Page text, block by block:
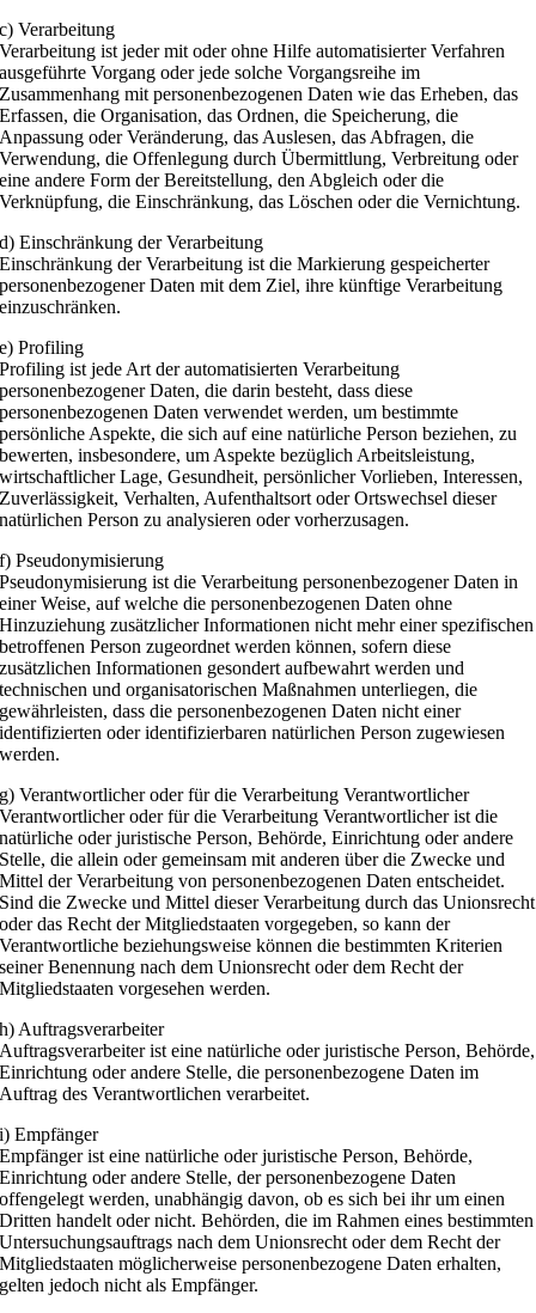
c) Verarbeitung
Verarbeitung ist jeder mit oder ohne Hilfe automatisierter Verfahren
ausgeführte Vorgang oder jede solche Vorgangsreihe im
Zusammenhang mit personenbezogenen Daten wie das Erheben, das
Erfassen, die Organisation, das Ordnen, die Speicherung, die
Anpassung oder Veränderung, das Auslesen, das Abfragen, die
Verwendung, die Offenlegung durch Übermittlung, Verbreitung oder
eine andere Form der Bereitstellung, den Abgleich oder die
Verknüpfung, die Einschränkung, das Löschen oder die Vernichtung.
d) Einschränkung der Verarbeitung
Einschränkung der Verarbeitung ist die Markierung gespeicherter
personenbezogener Daten mit dem Ziel, ihre künftige Verarbeitung
einzuschränken.
e) Profiling
Profiling ist jede Art der automatisierten Verarbeitung
personenbezogener Daten, die darin besteht, dass diese
personenbezogenen Daten verwendet werden, um bestimmte
persönliche Aspekte, die sich auf eine natürliche Person beziehen, zu
bewerten, insbesondere, um Aspekte bezüglich Arbeitsleistung,
wirtschaftlicher Lage, Gesundheit, persönlicher Vorlieben, Interessen,
Zuverlässigkeit, Verhalten, Aufenthaltsort oder Ortswechsel dieser
natürlichen Person zu analysieren oder vorherzusagen.
f) Pseudonymisierung
Pseudonymisierung ist die Verarbeitung personenbezogener Daten in
einer Weise, auf welche die personenbezogenen Daten ohne
Hinzuziehung zusätzlicher Informationen nicht mehr einer spezifischen
betroffenen Person zugeordnet werden können, sofern diese
zusätzlichen Informationen gesondert aufbewahrt werden und
technischen und organisatorischen Maßnahmen unterliegen, die
gewährleisten, dass die personenbezogenen Daten nicht einer
identifizierten oder identifizierbaren natürlichen Person zugewiesen
werden.
g) Verantwortlicher oder für die Verarbeitung Verantwortlicher
Verantwortlicher oder für die Verarbeitung Verantwortlicher ist die
natürliche oder juristische Person, Behörde, Einrichtung oder andere
Stelle, die allein oder gemeinsam mit anderen über die Zwecke und
Mittel der Verarbeitung von personenbezogenen Daten entscheidet.
Sind die Zwecke und Mittel dieser Verarbeitung durch das Unionsrecht
oder das Recht der Mitgliedstaaten vorgegeben, so kann der
Verantwortliche beziehungsweise können die bestimmten Kriterien
seiner Benennung nach dem Unionsrecht oder dem Recht der
Mitgliedstaaten vorgesehen werden.
h) Auftragsverarbeiter
Auftragsverarbeiter ist eine natürliche oder juristische Person, Behörde,
Einrichtung oder andere Stelle, die personenbezogene Daten im
Auftrag des Verantwortlichen verarbeitet.
i) Empfänger
Empfänger ist eine natürliche oder juristische Person, Behörde,
Einrichtung oder andere Stelle, der personenbezogene Daten
offengelegt werden, unabhängig davon, ob es sich bei ihr um einen
Dritten handelt oder nicht. Behörden, die im Rahmen eines bestimmten
Untersuchungsauftrags nach dem Unionsrecht oder dem Recht der
Mitgliedstaaten möglicherweise personenbezogene Daten erhalten,
gelten jedoch nicht als Empfänger.